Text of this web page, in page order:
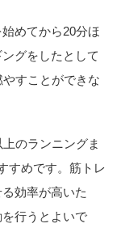
めてから20分ほ
グをしたとして
すことができな
のランニングま
すめです。筋トレ
効率が高いた
行うとよいで